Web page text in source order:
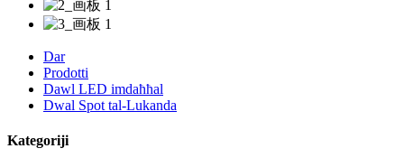
Dar
Prodotti
Dawl LED imdaħħal
Dwal Spot tal-Lukanda
Kategoriji